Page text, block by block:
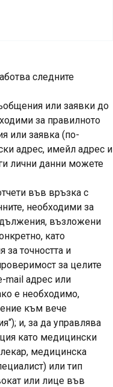
следните
или заявки до
за правилното
или заявка (по-
адрес, имейл адрес и
лични данни можете
във връзка с
необходими за
възложени
като
за точността и
за целите
mail адрес или
е необходимо,
към вече
и, за да управлява
като медицински
медицинска
или тип
или лице във